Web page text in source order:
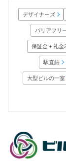
デザイナーズ
バリアフリ
保証金＋礼金
駅直結
大型ビルの一室